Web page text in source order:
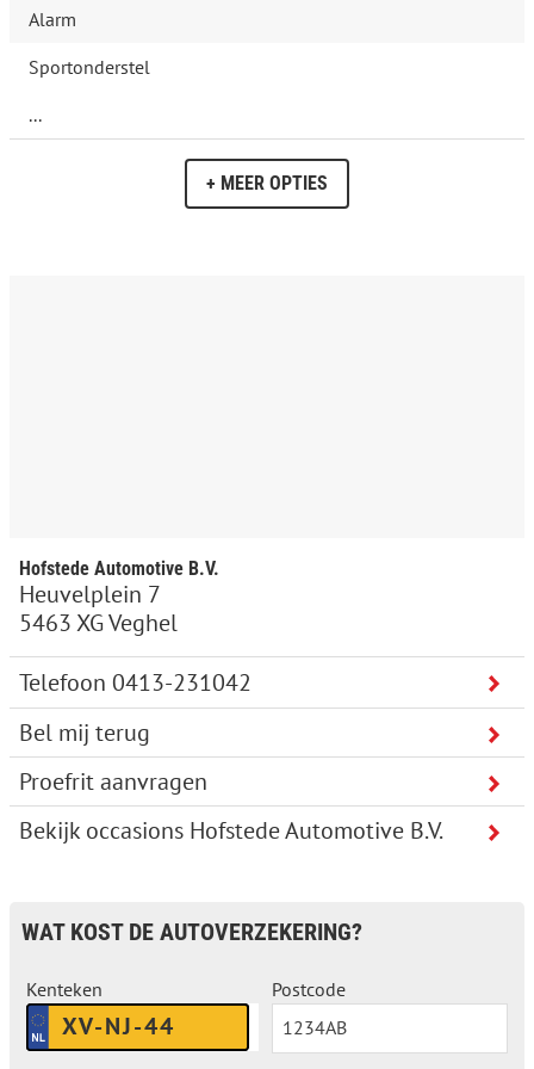
Alarm
Sportonderstel
...
+ MEER OPTIES
Hofstede Automotive B.V.
Heuvelplein 7
5463 XG Veghel
Bel mij terug
Proefrit aanvragen
Bekijk occasions Hofstede Automotive B.V.
WAT KOST DE AUTOVERZEKERING?
Kenteken Postcode